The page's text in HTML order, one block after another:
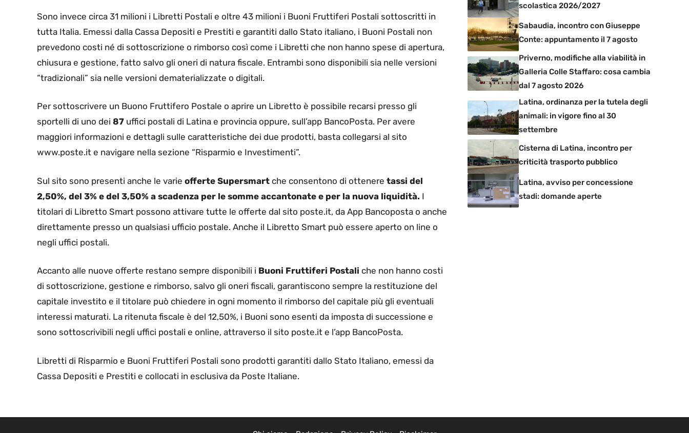
Sono invece circa 31 milioni i Libretti Postali e oltre 43 milioni i Buoni Fruttiferi Postali sottoscritti in
tutta Italia. Emessi dalla Cassa Depositi e Prestiti e garantiti dallo Stato italiano, i Buoni Postali non
prevedono costi né di sottoscrizione o rimborso così come i Libretti che non hanno spese di apertura,
chiusura e gestione, fatto salvo gli oneri di natura fiscale. Entrambi sono disponibili sia nelle versioni
“tradizionali” sia nelle versioni dematerializzate o digitali.
Per sottoscrivere un Buono Fruttifero Postale o aprire un Libretto è possibile recarsi presso gli
sportelli di uno dei 87 uffici postali di Latina e provincia oppure, sull’app BancoPosta. Per avere
maggiori informazioni e dettagli sulle caratteristiche dei due prodotti, basta collegarsi al sito
www.poste.it e navigare nella sezione “Risparmio e Investimenti”.
Sul sito sono presenti anche le varie offerte Supersmart che consentono di ottenere tassi del
2,50%, del 3% e del 3,50% a scadenza per le somme accantonate e per la nuova liquidità. I
titolari di Libretto Smart possono attivare tutte le offerte dal sito poste.it, da App Bancoposta o anche
direttamente presso un qualsiasi ufficio postale. Anche il Libretto Smart può essere aperto on line o
negli uffici postali.
Accanto alle nuove offerte restano sempre disponibili i Buoni Fruttiferi Postali che non hanno costi
di sottoscrizione, gestione e rimborso, salvo gli oneri fiscali, garantiscono sempre la restituzione del
capitale investito e il titolare può chiedere in ogni momento il rimborso del capitale più gli eventuali
interessi maturati. La ritenuta fiscale è del 12,50%, i Buoni sono esenti da imposta di successione e
sono sottoscrivibili negli uffici postali e online, attraverso il sito poste.it e l’app BancoPosta.
Libretti di Risparmio e Buoni Fruttiferi Postali sono prodotti garantiti dallo Stato Italiano, emessi da
Cassa Depositi e Prestiti e collocati in esclusiva da Poste Italiane.
scolastica 2026/2027
Sabaudia, incontro con Giuseppe
Conte: appuntamento il 7 agosto
Priverno, modifiche alla viabilità in
Galleria Colle Staffaro: cosa cambia
dal 7 agosto 2026
Latina, ordinanza per la tutela degli
animali: in vigore fino al 30
settembre
Cisterna di Latina, incontro per
criticità trasporto pubblico
Latina, avviso per concessione
stadi: domande aperte